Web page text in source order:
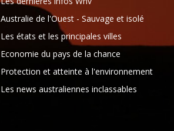
Australie de l'Ouest - Sauvage et isolé
Les états et les principales villes
Economie du pays de la chance
Protection et atteinte à l'environnement
Les news australiennes inclassables